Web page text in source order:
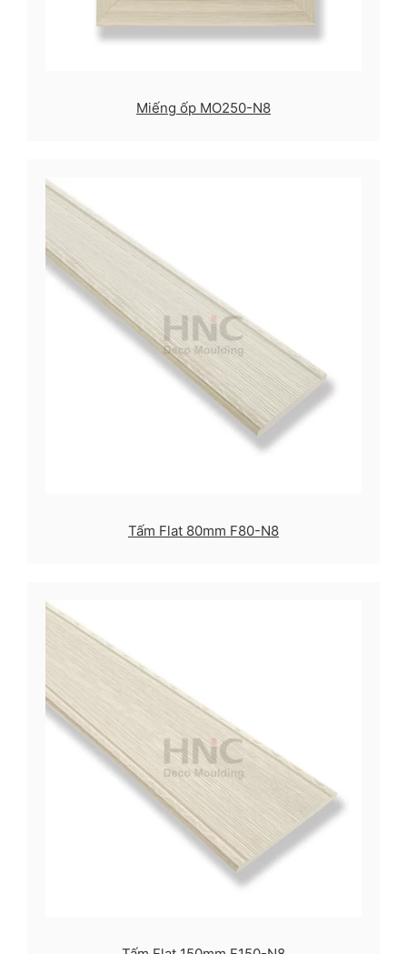
Miếng ốp MO250-N8
Tấm Flat 80mm F80-N8